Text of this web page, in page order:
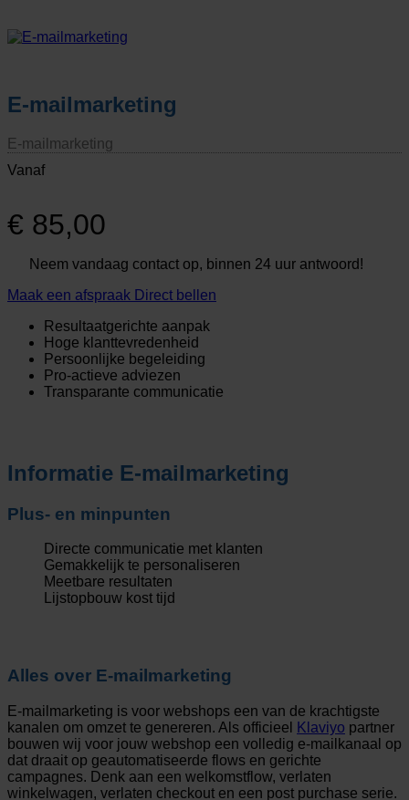
E-mailmarketing
E-mailmarketing
Vanaf
€ 85,00
Neem vandaag contact op, binnen 24 uur antwoord!
Maak een afspraak Direct bellen
Resultaatgerichte aanpak
Hoge klanttevredenheid
Persoonlijke begeleiding
Pro-actieve adviezen
Transparante communicatie
Informatie E-mailmarketing
Plus- en minpunten
Directe communicatie met klanten
Gemakkelijk te personaliseren
Meetbare resultaten
Lijstopbouw kost tijd
Alles over E-mailmarketing
E-mailmarketing is voor webshops een van de krachtigste
kanalen om omzet te genereren. Als officieel
Klaviyo partner
bouwen wij voor jouw webshop een volledig e-mailkanaal op
dat draait op geautomatiseerde flows en gerichte
campagnes. Denk aan een welkomstflow, verlaten
winkelwagen, verlaten checkout en een post purchase serie.